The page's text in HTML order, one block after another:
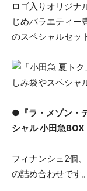
ロゴ入りオリジナ
じめバラエティー
のスペシャルセッ
●『ラ・メゾン・
シャル 小田急
フィナンシェ2個
の詰め合わせです。